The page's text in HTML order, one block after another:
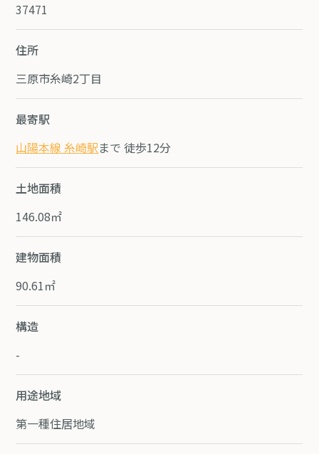
37471
住所
三原市糸崎2丁目
最寄駅
山陽本線 糸崎駅まで 徒歩12分
土地面積
146.08㎡
建物面積
90.61㎡
構造
-
用途地域
第一種住居地域